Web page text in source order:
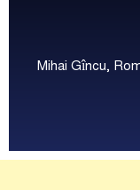
Mihai Gîncu,